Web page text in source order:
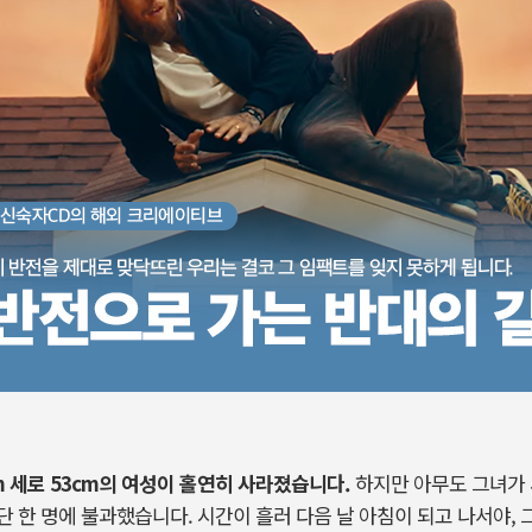
로 53cm의 여성이 홀연히 사라졌습니다.하지만 아무도 그녀
한 명에 불과했습니다. 시간이 흘러 다음 날 아침이 되고 나서야,